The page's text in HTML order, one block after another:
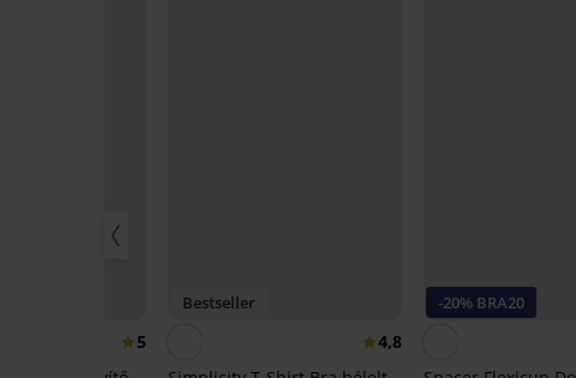
5
Bestseller
4,8
-20% BRA20